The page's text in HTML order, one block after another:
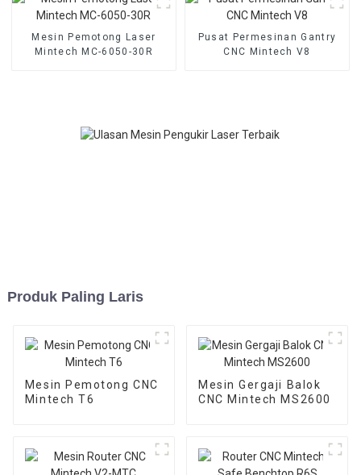
Mesin Pemotong Laser
Mintech MC-6050-30R
Pusat Permesinan Gantry
CNC Mintech V8
Produk Paling Laris
Mesin Pemotong CNC
Mintech T6
Mesin Gergaji Balok
CNC Mintech MS2600